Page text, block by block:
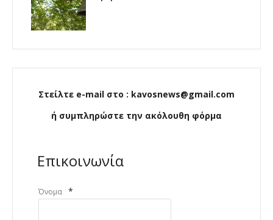
Στείλτε e-mail στο : kavosnews@gmail.com
ή συμπληρώστε την ακόλουθη φόρμα
Επικοινωνία
Όνομα *